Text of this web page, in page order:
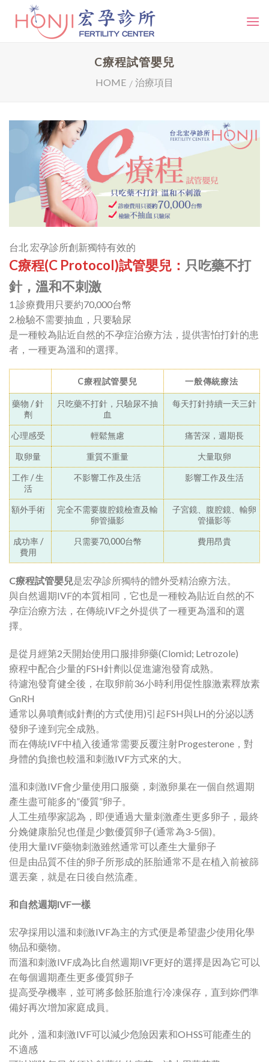
C療程試管嬰兒
HOME / 治療項目
台北 宏孕診所創新獨特有效的
C療程(C Protocol)試管嬰兒： 只吃藥不打
針，溫和不刺激
1.診療費用只要約70,000台幣
2.檢驗不需要抽血，只要驗尿
是一種較為貼近自然的不孕症治療方法，提供害怕打針的患
者，一種更為溫和的選擇。
C療程試管嬰兒 一般傳統療法
藥物 / 針
劑
只吃藥不打針，只驗尿不抽
血
每天打針持續一天三針
心理感受 輕鬆無慮 痛苦深，週期長
取卵量 重質不重量 大量取卵
工作 / 生
活
不影響工作及生活 影響工作及生活
額外手術
完全不需要腹腔鏡檢查及輸
卵管攝影
子宮鏡、腹腔鏡、輸卵
管攝影等
成功率 /
費用
只需要70,000台幣 費用昂貴
C療程試管嬰兒是宏孕診所獨特的體外受精治療方法。
與自然週期IVF的本質相同，它也是一種較為貼近自然的不
孕症治療方法，在傳統IVF之外提供了一種更為溫和的選
擇。
是從月經第2天開始使用口服排卵藥(Clomid; Letrozole)
療程中配合少量的FSH針劑以促進濾泡發育成熟。
待濾泡發育健全後，在取卵前36小時利用促性腺激素釋放素
GnRH
通常以鼻噴劑或針劑的方式使用)引起FSH與LH的分泌以誘
發卵子達到完全成熟。
而在傳統IVF中植入後通常需要反覆注射Progesterone，對
身體的負擔也較溫和刺激IVF方式來的大。
溫和刺激IVF會少量使用口服藥，刺激卵巢在一個自然週期
產生盡可能多的”優質”卵子。
人工生殖學家認為，即便通過大量刺激產生更多卵子，最終
分娩健康胎兒也僅是少數優質卵子(通常為3-5個)。
使用大量IVF藥物刺激雖然通常可以產生大量卵子
但是由品質不佳的卵子所形成的胚胎通常不是在植入前被篩
選丟棄，就是在日後自然流產。
和自然週期IVF一樣
宏孕採用以溫和刺激IVF為主的方式便是希望盡少使用化學
物品和藥物。
而溫和刺激IVF成為比自然週期IVF更好的選擇是因為它可以
在每個週期產生更多優質卵子
提高受孕機率，並可將多餘胚胎進行冷凍保存，直到妳們準
備好再次增加家庭成員。
此外，溫和刺激IVF可以減少危險因素和OHSS可能產生的
不適感